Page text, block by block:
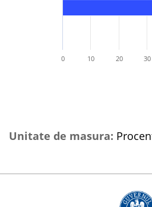
0 10 20 30
Unitate de masura: